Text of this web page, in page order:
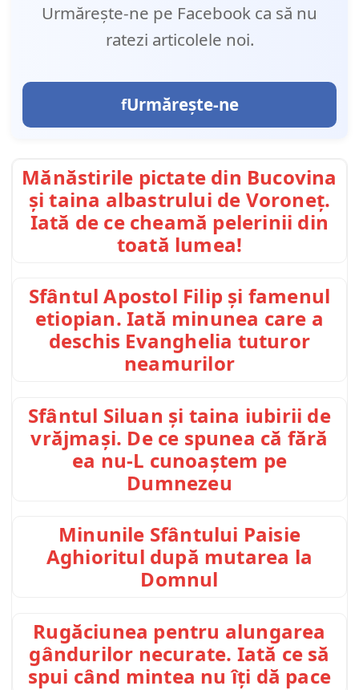
Urmărește-ne pe Facebook ca să nu
ratezi articolele noi.
Urmărește-ne
Mănăstirile pictate din Bucovina
și taina albastrului de Voroneț.
Iată de ce cheamă pelerinii din
toată lumea!
Sfântul Apostol Filip și famenul
etiopian. Iată minunea care a
deschis Evanghelia tuturor
neamurilor
Sfântul Siluan și taina iubirii de
vrăjmași. De ce spunea că fără
ea nu-L cunoaștem pe
Dumnezeu
Minunile Sfântului Paisie
Aghioritul după mutarea la
Domnul
Rugăciunea pentru alungarea
gândurilor necurate. Iată ce să
spui când mintea nu îți dă pace